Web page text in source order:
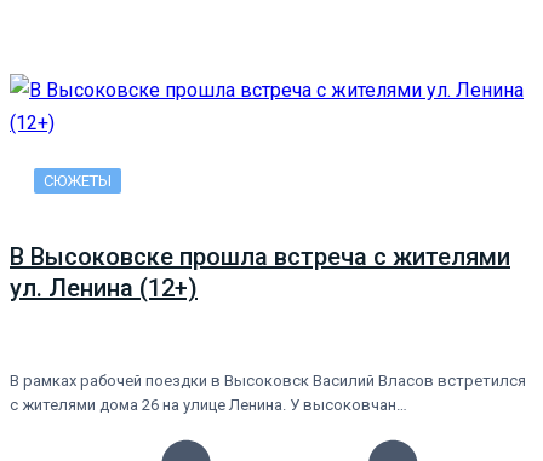
СЮЖЕТЫ
В Высоковске прошла встреча с жителями
ул. Ленина (12+)
В рамках рабочей поездки в Высоковск Василий Власов встретился
с жителями дома 26 на улице Ленина. У высоковчан…